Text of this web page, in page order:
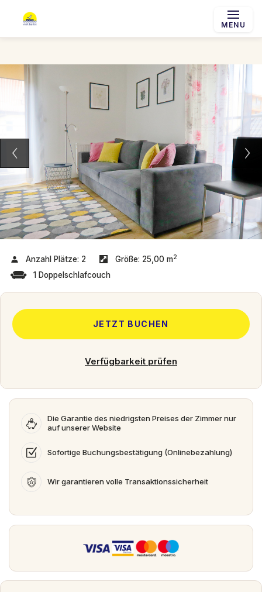
MENU
Anzahl Plätze: 2 Größe: 25,00 m2
1 Doppelschlafcouch
JETZT BUCHEN
Verfügbarkeit prüfen
Die Garantie des niedrigsten Preises der Zimmer nur
auf unserer Website
Sofortige Buchungsbestätigung (Onlinebezahlung)
Wir garantieren volle Transaktionssicherheit